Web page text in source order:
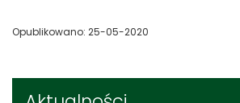
Opublikowano: 25-05-2020